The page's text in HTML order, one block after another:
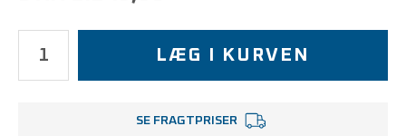
LÆG I KURVEN
SE FRAGTPRISER